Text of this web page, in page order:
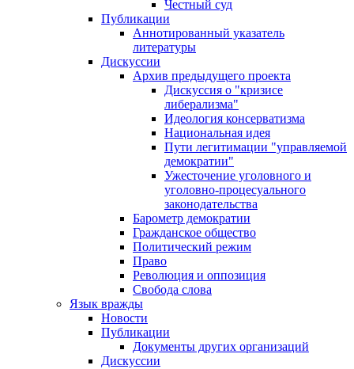
Честный суд
Публикации
Аннотированный указатель
литературы
Дискуссии
Архив предыдущего проекта
Дискуссия о "кризисе
либерализма"
Идеология консерватизма
Национальная идея
Пути легитимации "управляемой
демократии"
Ужесточение уголовного и
уголовно-процесуального
законодательства
Барометр демократии
Гражданское общество
Политический режим
Право
Революция и оппозиция
Свобода слова
Язык вражды
Новости
Публикации
Документы других организаций
Дискуссии